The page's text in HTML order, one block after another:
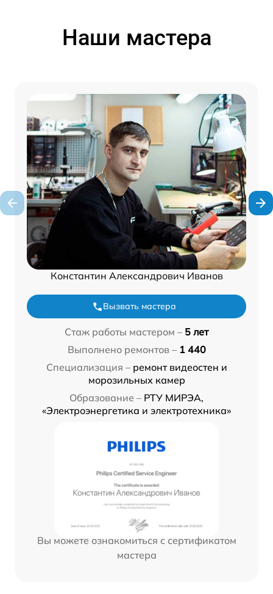
Наши мастера
Константин Александрович Иванов
Вызвать мастера
Стаж работы мастером – 5 лет
Выполнено ремонтов – 1 440
Специализация – ремонт видеостен и
морозильных камер
Образование – РТУ МИРЭА,
«Электроэнергетика и электротехника»
Вы можете ознакомиться с сертификатом
мастера